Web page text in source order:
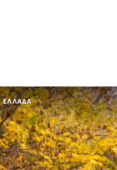
ΕΛΛΑΔΑ